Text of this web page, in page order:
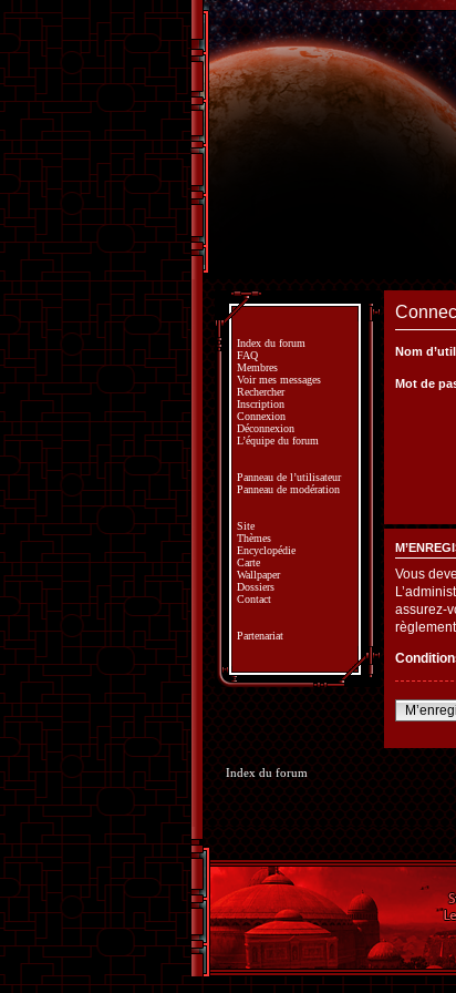
Nom
Mot de
Vous
assurez-
Index du forum
FAQ
Membres
Voir mes messages
Rechercher
Inscription
Connexion
Déconnexion
L’équipe du forum
Panneau de l’utilisateur
Panneau de modération
Site
Thèmes
Encyclopédie
Carte
Wallpaper
Dossiers
Contact
Partenariat
Index du forum